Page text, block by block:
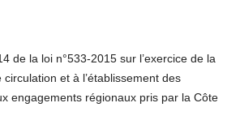
de la loi n°533-2015 sur l’exercice de la
et à l’établissement des
engagements régionaux pris par la Côte